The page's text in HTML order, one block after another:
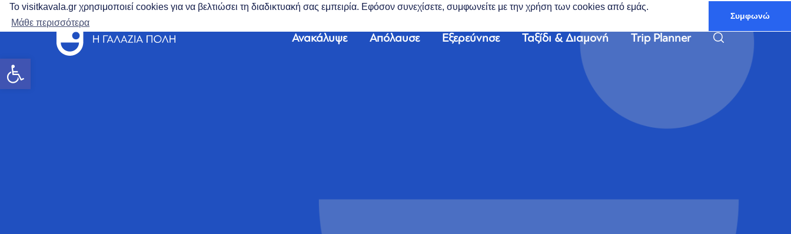
Το visitkavala.gr χρησιμοποιεί cookies για να βελτιώσει τη διαδικτυακή σας εμπειρία. Εφόσον συνεχίσετε, συμφωνείτε με την χρήση των cookies από εμάς.
Μάθε περισσότερα
Συμφωνώ
Ανοίξτε τη γραμμή εργαλείων
Ανακάλυψε Απόλαυσε Εξερεύνησε Ταξίδι & Διαμονή Trip Planner